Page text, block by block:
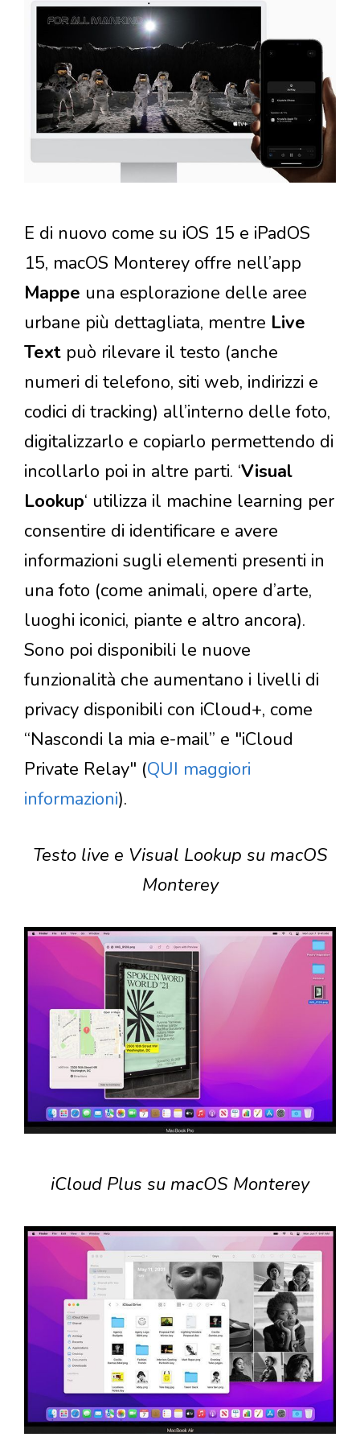
E di nuovo come su iOS 15 e iPadOS
15, macOS Monterey offre nell’app
Mappe una esplorazione delle aree
urbane più dettagliata, mentre Live
Text può rilevare il testo (anche
numeri di telefono, siti web, indirizzi e
codici di tracking) all’interno delle foto,
digitalizzarlo e copiarlo permettendo di
incollarlo poi in altre parti. ‘Visual
Lookup‘ utilizza il machine learning per
consentire di identificare e avere
informazioni sugli elementi presenti in
una foto (come animali, opere d’arte,
luoghi iconici, piante e altro ancora).
Sono poi disponibili le nuove
funzionalità che aumentano i livelli di
privacy disponibili con iCloud+, come
“Nascondi la mia e-mail” e "iCloud
Private Relay" (QUI maggiori
informazioni).
Testo live e Visual Lookup su macOS
Monterey
iCloud Plus su macOS Monterey